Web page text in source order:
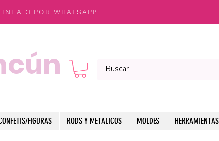
O POR WHATSAPP
FIGURAS RODS Y METALICOS MOLDES HERRAMIENTAS